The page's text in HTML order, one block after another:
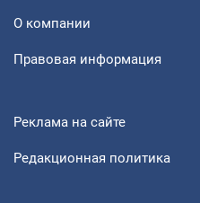
О компании
Правовая информация
Реклама на сайте
Редакционная политика